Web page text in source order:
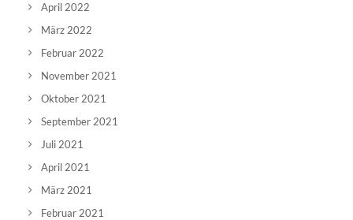
April 2022
März 2022
Februar 2022
November 2021
Oktober 2021
September 2021
Juli 2021
April 2021
März 2021
Februar 2021